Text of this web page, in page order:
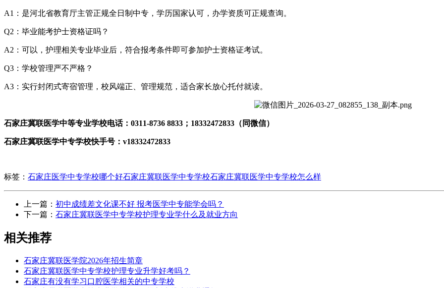
A1：是河北省教育厅主管正规全日制中专，学历国家认可，办学资质可正规查询。
Q2：毕业能考护士资格证吗？
A2：可以，护理相关专业毕业后，符合报考条件即可参加护士资格证考试。
Q3：学校管理严不严格？
A3：实行封闭式寄宿管理，校风端正、管理规范，适合家长放心托付就读。
石家庄冀联医学中等专业学校电话：0311-8736 8833；18332472833（同微信）
石家庄冀联医学中专学校快手号：v18332472833
标签： 石家庄医学中专学校哪个好石家庄冀联医学中专学校石家庄冀联医学中专学校怎么样
上一篇： 初中成绩差文化课不好 报考医学中专能学会吗？
下一篇： 石家庄冀联医学中专学校护理专业学什么及就业方向
相关推荐
石家庄冀联医学院2026年招生简章
石家庄冀联医学中专学校护理专业升学好考吗？
石家庄有没有学习口腔医学相关的中专学校